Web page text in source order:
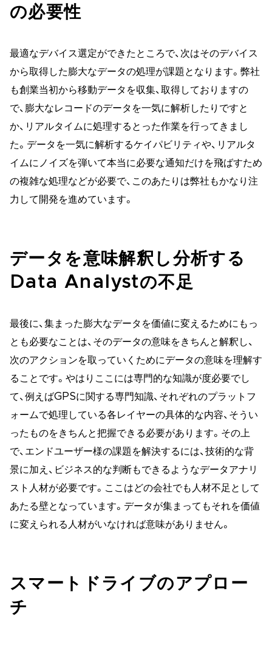
の必要性
最適なデバイス選定ができたところで、次はそのデバイス
から取得した膨大なデータの処理が課題となります。弊社
も創業当初から移動データを収集、取得しておりますの
で、膨大なレコードのデータを一気に解析したりですと
か、リアルタイムに処理するとった作業を行ってきまし
た。データを一気に解析するケイパビリティや、リアルタ
イムにノイズを弾いて本当に必要な通知だけを飛ばすため
の複雑な処理などが必要で、このあたりは弊社もかなり注
力して開発を進めています。
データを意味解釈し分析する
Data Analystの不足
最後に、集まった膨大なデータを価値に変えるためにもっ
とも必要なことは、そのデータの意味をきちんと解釈し、
次のアクションを取っていくためにデータの意味を理解す
ることです。やはりここには専門的な知識が度必要でし
て、例えばGPSに関する専門知識、それぞれのプラットフ
ォームで処理している各レイヤーの具体的な内容、そうい
ったものをきちんと把握できる必要があります。その上
で、エンドユーザー様の課題を解決するには、技術的な背
景に加え、ビジネス的な判断もできるようなデータアナリ
スト人材が必要です。ここはどの会社でも人材不足として
あたる壁となっています。データが集まってもそれを価値
に変えられる人材がいなければ意味がありません。
スマートドライブのアプロー
チ